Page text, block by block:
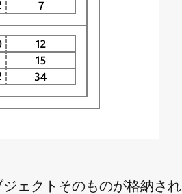
ェクトそのものが格納さ